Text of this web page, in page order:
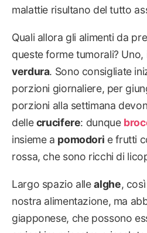
malattie risultano del tutto
Quali allora gli alimenti da
queste forme tumorali? Uno,
verdura. Sono consigliate
porzioni giornaliere, per
porzioni alla settimana
dellecrucifere: dunque
insieme a pomodori e frutti
rossa, che sono ricchi di
Largo spazio allealghe,
nostra alimentazione, ma
giapponese, che possono